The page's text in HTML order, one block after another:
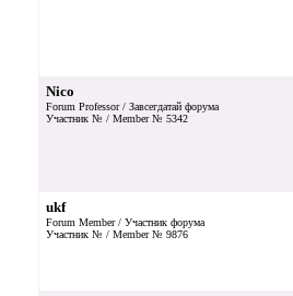
Nico
Forum Professor / Завсегдатай форума
Участник № / Member № 5342
ukf
Forum Member / Участник форума
Участник № / Member № 9876